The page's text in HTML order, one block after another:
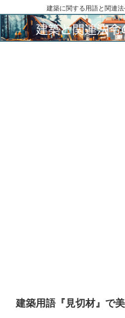
建築に関する用語と関連法
建築用語『見切材』で